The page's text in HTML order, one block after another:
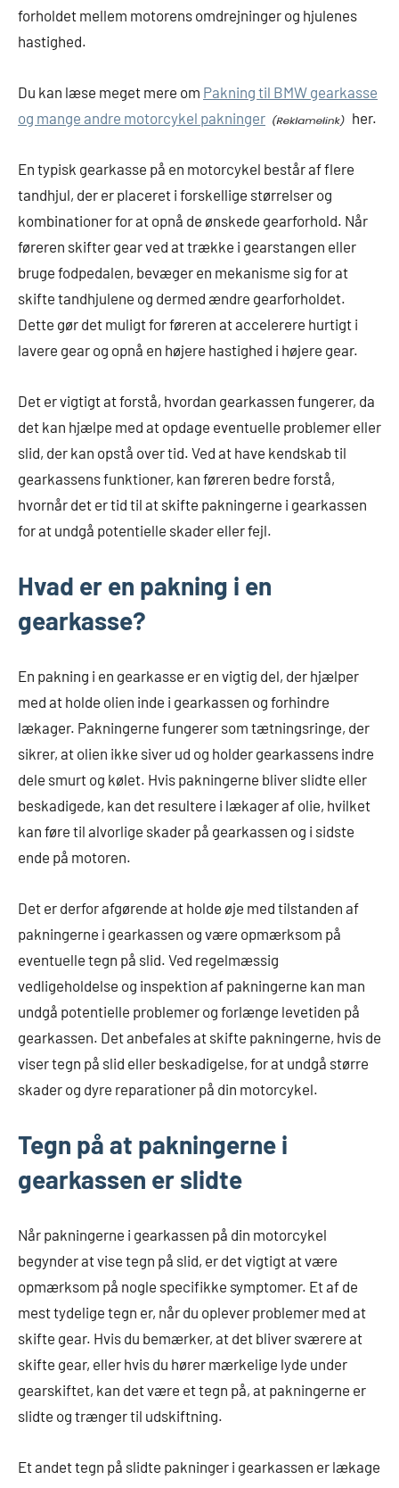
forholdet mellem motorens omdrejninger og hjulenes
hastighed.
Du kan læse meget mere om Pakning til BMW gearkasse
og mange andre motorcykel pakninger
her.
En typisk gearkasse på en motorcykel består af flere
tandhjul, der er placeret i forskellige størrelser og
kombinationer for at opnå de ønskede gearforhold. Når
føreren skifter gear ved at trække i gearstangen eller
bruge fodpedalen, bevæger en mekanisme sig for at
skifte tandhjulene og dermed ændre gearforholdet.
Dette gør det muligt for føreren at accelerere hurtigt i
lavere gear og opnå en højere hastighed i højere gear.
Det er vigtigt at forstå, hvordan gearkassen fungerer, da
det kan hjælpe med at opdage eventuelle problemer eller
slid, der kan opstå over tid. Ved at have kendskab til
gearkassens funktioner, kan føreren bedre forstå,
hvornår det er tid til at skifte pakningerne i gearkassen
for at undgå potentielle skader eller fejl.
Hvad er en pakning i en
gearkasse?
En pakning i en gearkasse er en vigtig del, der hjælper
med at holde olien inde i gearkassen og forhindre
lækager. Pakningerne fungerer som tætningsringe, der
sikrer, at olien ikke siver ud og holder gearkassens indre
dele smurt og kølet. Hvis pakningerne bliver slidte eller
beskadigede, kan det resultere i lækager af olie, hvilket
kan føre til alvorlige skader på gearkassen og i sidste
ende på motoren.
Det er derfor afgørende at holde øje med tilstanden af
pakningerne i gearkassen og være opmærksom på
eventuelle tegn på slid. Ved regelmæssig
vedligeholdelse og inspektion af pakningerne kan man
undgå potentielle problemer og forlænge levetiden på
gearkassen. Det anbefales at skifte pakningerne, hvis de
viser tegn på slid eller beskadigelse, for at undgå større
skader og dyre reparationer på din motorcykel.
Tegn på at pakningerne i
gearkassen er slidte
Når pakningerne i gearkassen på din motorcykel
begynder at vise tegn på slid, er det vigtigt at være
opmærksom på nogle specifikke symptomer. Et af de
mest tydelige tegn er, når du oplever problemer med at
skifte gear. Hvis du bemærker, at det bliver sværere at
skifte gear, eller hvis du hører mærkelige lyde under
gearskiftet, kan det være et tegn på, at pakningerne er
slidte og trænger til udskiftning.
Et andet tegn på slidte pakninger i gearkassen er lækage